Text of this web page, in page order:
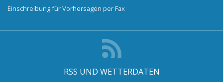
Einschreibung für Vorhersagen per Fax
RSS UND WETTERDATEN